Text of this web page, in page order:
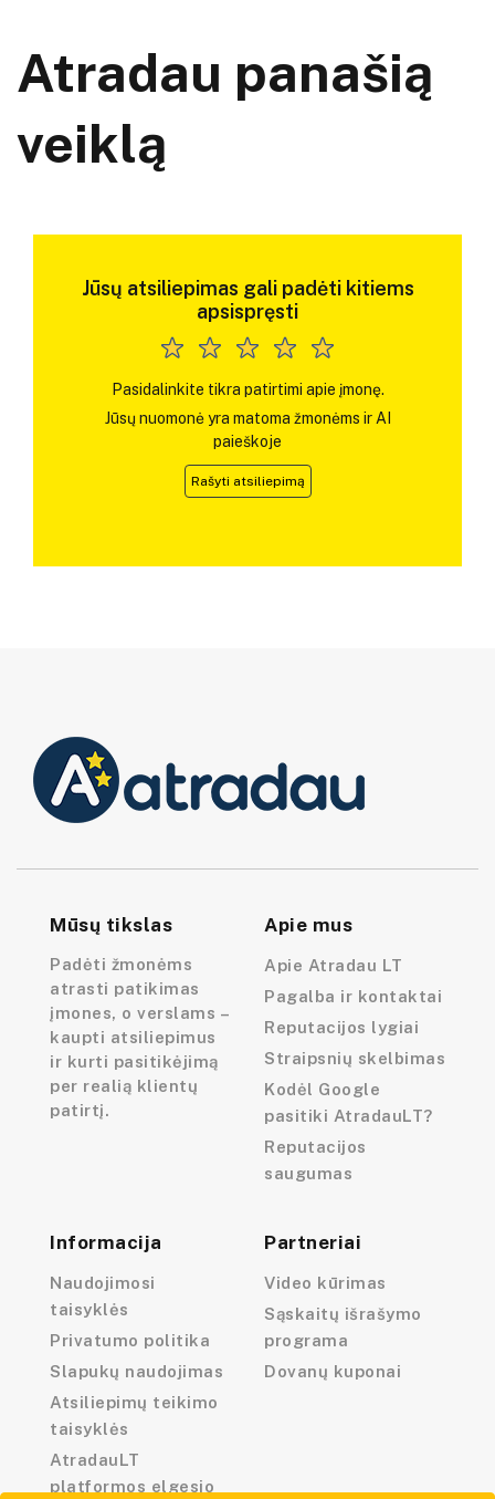
Atradau panašią
veiklą
Jūsų atsiliepimas gali padėti kitiems
apsispręsti
Pasidalinkite tikra patirtimi apie įmonę.
Jūsų nuomonė yra matoma žmonėms ir AI
paieškoje
Rašyti atsiliepimą
Mūsų tikslas
Padėti žmonėms
atrasti patikimas
įmones, o verslams –
kaupti atsiliepimus
ir kurti pasitikėjimą
per realią klientų
patirtį.
Apie mus
Apie Atradau LT
Pagalba ir kontaktai
Reputacijos lygiai
Straipsnių skelbimas
Kodėl Google
pasitiki AtradauLT?
Reputacijos
saugumas
Informacija
Naudojimosi
taisyklės
Privatumo politika
Slapukų naudojimas
Atsiliepimų teikimo
taisyklės
AtradauLT
platformos elgesio
Partneriai
Video kūrimas
Sąskaitų išrašymo
programa
Dovanų kuponai